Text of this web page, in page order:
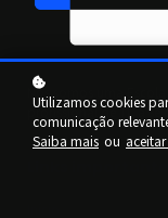
Nós somos uma
profissional de TI, a
Utilizamos cookies
comunicação
Saiba mais ou